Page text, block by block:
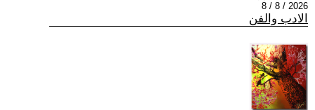
2026 / 8 / 8
الادب والفن